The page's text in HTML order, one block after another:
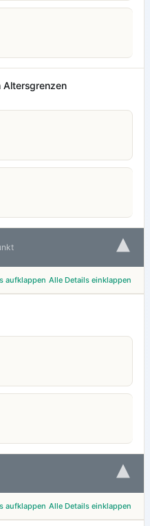
Altersgrenzen
▾
aufklappen Alle Details einklappen
▾
aufklappen Alle Details einklappen